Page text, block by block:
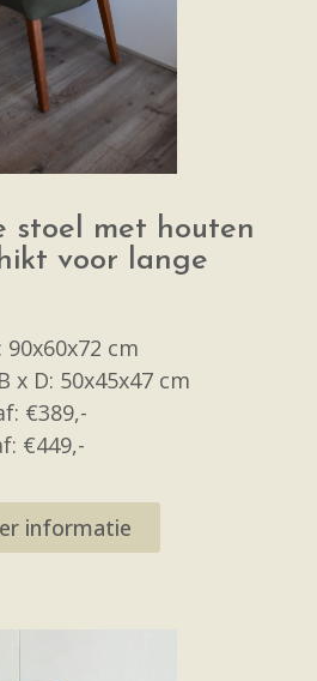
stoel met houten
voor lange
cm
x D: 50x45x47 cm
€389,-
€449,-
informatie